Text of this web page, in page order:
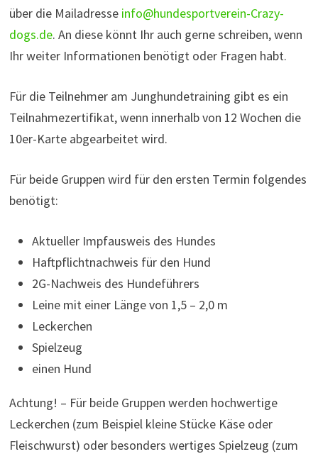
über die Mailadresse info@hundesportverein-Crazy-
dogs.de. An diese könnt Ihr auch gerne schreiben, wenn
Ihr weiter Informationen benötigt oder Fragen habt.
Für die Teilnehmer am Junghundetraining gibt es ein
Teilnahmezertifikat, wenn innerhalb von 12 Wochen die
10er-Karte abgearbeitet wird.
Für beide Gruppen wird für den ersten Termin folgendes
benötigt:
Aktueller Impfausweis des Hundes
Haftpflichtnachweis für den Hund
2G-Nachweis des Hundeführers
Leine mit einer Länge von 1,5 – 2,0 m
Leckerchen
Spielzeug
einen Hund
Achtung! – Für beide Gruppen werden hochwertige
Leckerchen (zum Beispiel kleine Stücke Käse oder
Fleischwurst) oder besonders wertiges Spielzeug (zum